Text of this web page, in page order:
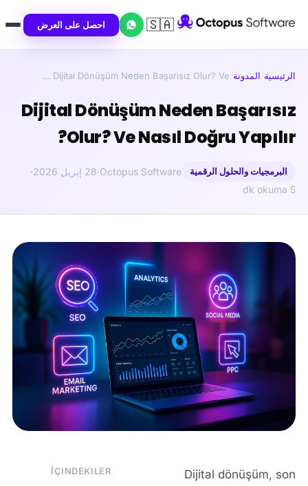
🇸🇦 احصل على العرض
الرئيسية/المدونة/
Dijital Dönüşüm Neden Başarısız Olur? Ve …
Dijital Dönüşüm Neden Başarısız
Olur? Ve Nasıl Doğru Yapılır?
البرمجيات والحلول الرقمية Octopus Software
·28 إبريل 2026
·
5 dk okuma
İÇINDEKILER
Dijital dönüşüm, son